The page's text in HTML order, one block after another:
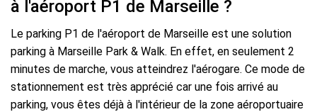
à l'aéroport P1 de Marseille ?
Le parking P1 de l'aéroport de Marseille est une solution
parking à Marseille Park & Walk. En effet, en seulement 2
minutes de marche, vous atteindrez l'aérogare. Ce mode de
stationnement est très apprécié car une fois arrivé au
parking, vous êtes déjà à l'intérieur de la zone aéroportuaire